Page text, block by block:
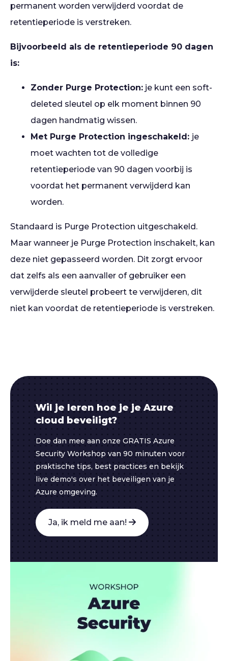
permanent worden verwijderd voordat de
retentieperiode is verstreken.
Bijvoorbeeld als de retentieperiode 90 dagen
is:
Zonder Purge Protection: je kunt een soft-
deleted sleutel op elk moment binnen 90
dagen handmatig wissen.
Met Purge Protection ingeschakeld: je
moet wachten tot de volledige
retentieperiode van 90 dagen voorbij is
voordat het permanent verwijderd kan
worden.
Standaard is Purge Protection uitgeschakeld.
Maar wanneer je Purge Protection inschakelt, kan
deze niet gepasseerd worden. Dit zorgt ervoor
dat zelfs als een aanvaller of gebruiker een
verwijderde sleutel probeert te verwijderen, dit
niet kan voordat de retentieperiode is verstreken.
Wil je leren hoe je je Azure
cloud beveiligt?
Doe dan mee aan onze GRATIS Azure
Security Workshop van 90 minuten voor
praktische tips, best practices en bekijk
live demo's over het beveiligen van je
Azure omgeving.
Ja, ik meld me aan!